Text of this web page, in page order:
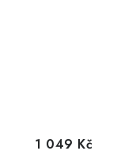
1 049 Kč